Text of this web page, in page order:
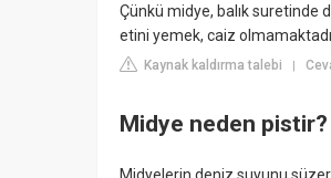
Çünkü midye, balık suretinde
etini yemek, caiz
Kaynak kaldırma talebi |
Midye neden pistir?
Midyelerin deniz suyunu